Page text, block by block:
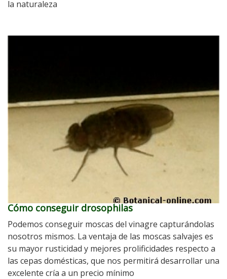
la naturaleza
Cómo conseguir drosophilas
Podemos conseguir moscas del vinagre capturándolas
nosotros mismos. La ventaja de las moscas salvajes es
su mayor rusticidad y mejores prolificidades respecto a
las cepas domésticas, que nos permitirá desarrollar una
excelente cría a un precio mínimo